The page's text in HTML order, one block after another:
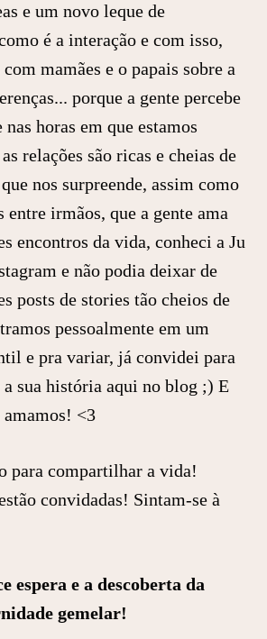
e um novo leque de
é a interação e com isso,
mamães e o papais sobre a
porque a gente percebe
horas em que estamos
relações são ricas e cheias de
nos surpreende, assim como
entre irmãos, que a gente ama
encontros da vida, conheci a Ju
e não podia deixar de
posts de stories tão cheios de
pessoalmente em um
e pra variar, já convidei para
a sua história aqui no blog ;) E
<3
para compartilhar a vida!
convidadas! Sintam-se à
espera e a descoberta da
gemelar!